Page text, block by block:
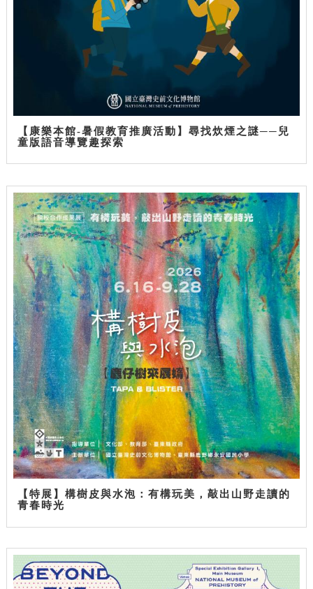
【康樂本館-暑假教育推廣活動】尋找炊煙之謎──兒
童版語音導覽趣探索
【特展】構樹皮與水泡：有構玩美，敲出山野走讀的
青春時光